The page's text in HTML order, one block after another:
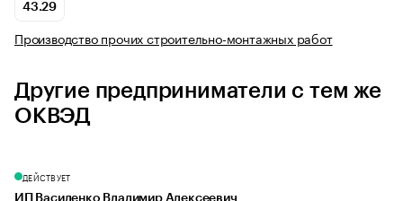
43.29
Производство прочих строительно-монтажных работ
Другие предприниматели с тем же
ОКВЭД
ДЕЙСТВУЕТ